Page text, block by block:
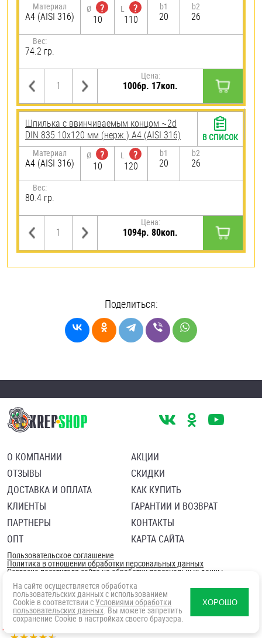
Материал
A4 (AISI 316)
Ø
?
10
L
?
110
b1
20
b2
26
Вес:
74.2 гр.
Цена:
1006р. 17коп.
Шпилька c ввинчиваемым концом ~2d
DIN 835 10х120 мм (нерж.) A4 (AISI 316)
Материал
A4 (AISI 316)
Ø
?
10
L
?
120
b1
20
b2
26
Вес:
80.4 гр.
Цена:
1094р. 80коп.
В СПИСОК
Поделиться:
О КОМПАНИИ
ОТЗЫВЫ
ДОСТАВКА И ОПЛАТА
КЛИЕНТЫ
ПАРТНЕРЫ
ОПТ
АКЦИИ
СКИДКИ
КАК КУПИТЬ
ГАРАНТИИ И ВОЗВРАТ
КОНТАКТЫ
КАРТА САЙТА
Пользовательское соглашение
Политика в отношении обработки персональных данных
Согласие посетителя сайта на обработку персональных данны
На сайте осуществляется обработка
пользовательских данных с использованием
Cookie в соответствии с Условиями обработки
пользовательских данных. Вы можете запретить
сохранение Cookie в настройках своего браузера.
ХОРОШО